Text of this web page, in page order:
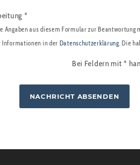
*
Angaben aus diesem Formular zur Beantwortung
Informationen in der Datenschutzerklärung. Die
Bei Feldern mit*